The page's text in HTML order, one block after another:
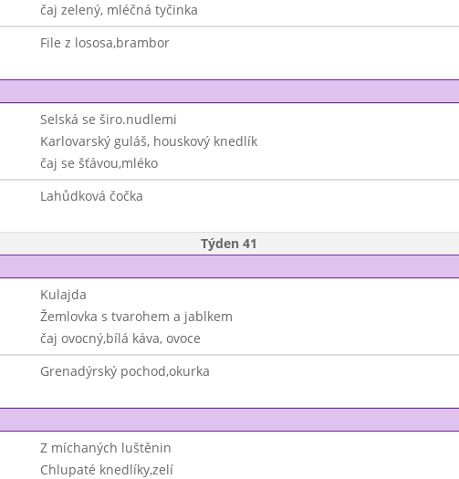
čaj zelený, mléčná tyčinka
File z lososa,brambor
Selská se širo.nudlemi
Karlovarský guláš, houskový knedlík
čaj se šťávou,mléko
Lahůdková čočka
Týden 41
Kulajda
Žemlovka s tvarohem a jablkem
čaj ovocný,bílá káva, ovoce
Grenadýrský pochod,okurka
Z míchaných luštěnin
Chlupaté knedlíky,zelí